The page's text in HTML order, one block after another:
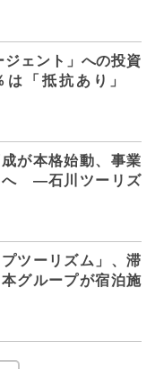
ェント」への投資
は「抵抗あり」
が本格始動、事業
へ ―石川ツーリズ
ツーリズム」、滞
グループが宿泊施